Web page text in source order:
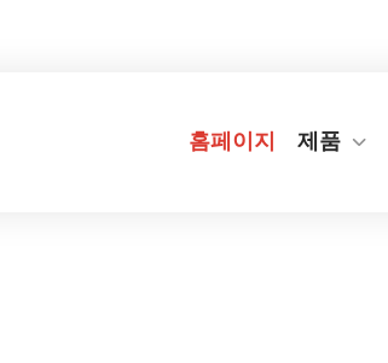
홈페이지 제품